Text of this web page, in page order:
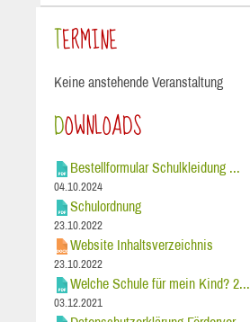
TERMINE
Keine anstehende Veranstaltung
DOWNLOADS
Bestellformular Schulkleidung ...
04.10.2024
Schulordnung
23.10.2022
Website Inhaltsverzeichnis
23.10.2022
Welche Schule für mein Kind? 2...
03.12.2021